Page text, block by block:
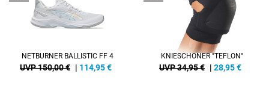
NETBURNER BALLISTIC FF 4
UVP 150,00 € | 114,95€
KNIESCHONER "TEFLON"
UVP 34,95 € | 28,95€